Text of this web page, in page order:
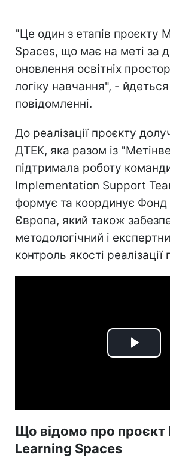
"Це один з етапів проєкту
Spaces, що має на меті за
оновлення освітніх
логіку навчання", -
повідомленні.
До реалізації проєкту
ДТЕК, яка разом із
підтримала роботу
Implementation Support
формує та координує Фонд
Європа, який також
методологічний і
контроль якості реалізації
Play
Що відомо про проєкт
Learning Spaces